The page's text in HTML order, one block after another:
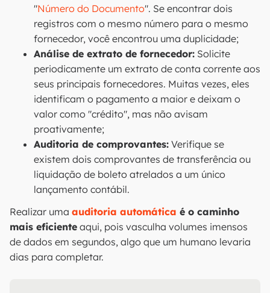
"Número do Documento". Se encontrar dois
registros com o mesmo número para o mesmo
fornecedor, você encontrou uma duplicidade;
Análise de extrato de fornecedor: Solicite
periodicamente um extrato de conta corrente aos
seus principais fornecedores. Muitas vezes, eles
identificam o pagamento a maior e deixam o
valor como "crédito", mas não avisam
proativamente;
Auditoria de comprovantes: Verifique se
existem dois comprovantes de transferência ou
liquidação de boleto atrelados a um único
lançamento contábil.
Realizar uma auditoria automática é o caminho
mais eficiente aqui, pois vasculha volumes imensos
de dados em segundos, algo que um humano levaria
dias para completar.